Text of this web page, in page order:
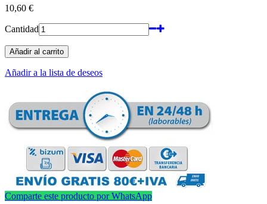
10,60 €
Cantidad
Añadir al carrito
Añadir a la lista de deseos
Comparte este producto por WhatsApp